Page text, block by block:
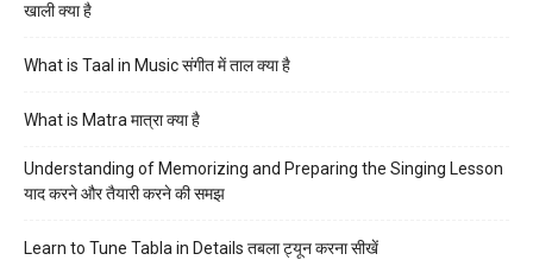
खाली क्या है
What is Taal in Music संगीत में ताल क्या है
What is Matra मात्रा क्या है
Understanding of Memorizing and Preparing the Singing Lesson
याद करने और तैयारी करने की समझ
Learn to Tune Tabla in Details तबला ट्यून करना सीखें